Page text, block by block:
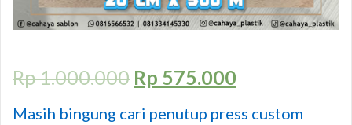
Rp1.000.000 Rp 575.000
Masih bingung cari penutup press custom